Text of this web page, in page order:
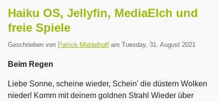
Haiku OS, Jellyfin, MediaElch und
freie Spiele
Geschrieben von Patrick Middelhoff am Tuesday, 31. August 2021
Beim Regen
Liebe Sonne, scheine wieder, Schein' die düstern Wolken
nieder! Komm mit deinem goldnen Strahl Wieder über